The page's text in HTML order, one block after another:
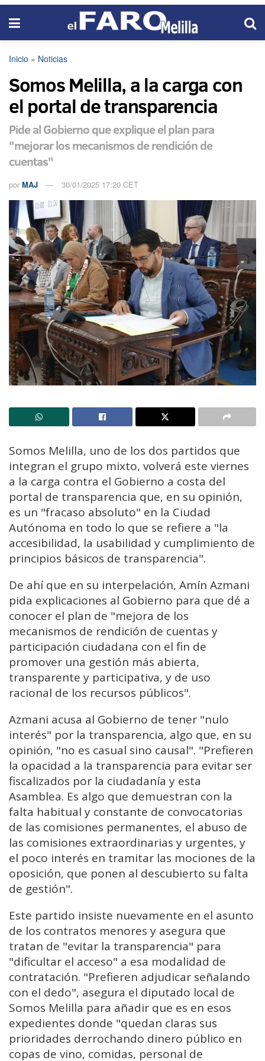
Inicio » Noticias
Somos Melilla, a la carga con
el portal de transparencia
Pide al Gobierno que explique el plan para
"mejorar los mecanismos de rendición de
cuentas"
por MAJ 30/01/2025 17:20 CET
Somos Melilla, uno de los dos partidos que
integran el grupo mixto, volverá este viernes
a la carga contra el Gobierno a costa del
portal de transparencia que, en su opinión,
es un "fracaso absoluto" en la Ciudad
Autónoma en todo lo que se refiere a "la
accesibilidad, la usabilidad y cumplimiento de
principios básicos de transparencia".
De ahí que en su interpelación, Amín Azmani
pida explicaciones al Gobierno para que dé a
conocer el plan de "mejora de los
mecanismos de rendición de cuentas y
participación ciudadana con el fin de
promover una gestión más abierta,
transparente y participativa, y de uso
racional de los recursos públicos".
Azmani acusa al Gobierno de tener "nulo
interés" por la transparencia, algo que, en su
opinión, "no es casual sino causal". "Prefieren
la opacidad a la transparencia para evitar ser
fiscalizados por la ciudadanía y esta
Asamblea. Es algo que demuestran con la
falta habitual y constante de convocatorias
de las comisiones permanentes, el abuso de
las comisiones extraordinarias y urgentes, y
el poco interés en tramitar las mociones de la
oposición, que ponen al descubierto su falta
de gestión".
Este partido insiste nuevamente en el asunto
de los contratos menores y asegura que
tratan de "evitar la transparencia" para
"dificultar el acceso" a esa modalidad de
contratación. "Prefieren adjudicar señalando
con el dedo", asegura el diputado local de
Somos Melilla para añadir que es en esos
expedientes donde "quedan claras sus
prioridades derrochando dinero público en
copas de vino, comidas, personal de